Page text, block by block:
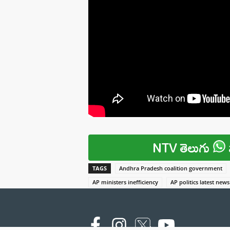
NTV తెలుగు
TAGS
Andhra Pradesh coalition government
AP ministers inefficiency
AP politics latest news